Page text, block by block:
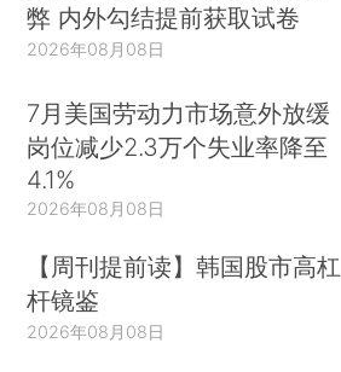
弊 内外勾结提前获取试卷
2026年08月08日
7月美国劳动力市场意外放缓
岗位减少2.3万个失业率降至
4.1%
2026年08月08日
【周刊提前读】韩国股市高杠
杆镜鉴
2026年08月08日